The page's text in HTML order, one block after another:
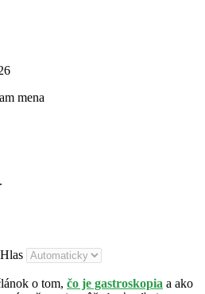
mena
Hlas
o tom, čo je gastroskopia a ako